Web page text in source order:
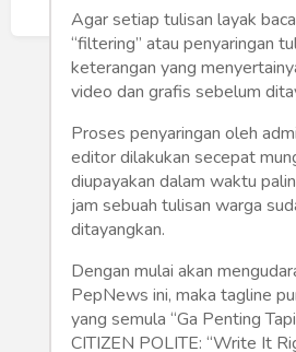
Agar setiap tulisan layak
“filtering” atau penyaringan
keterangan yang
video dan grafis sebelum
Proses penyaringan oleh
editor dilakukan secepat
diupayakan dalam waktu
jam sebuah tulisan warga
ditayangkan.
Dengan mulai akan
PepNews ini, maka tagline
yang semula “Ga Penting
CITIZEN POLITE: “Write It